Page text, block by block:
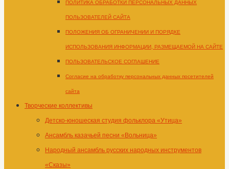
ПОЛИТИКА ОБРАБОТКИ ПЕРСОНАЛЬНЫХ ДАННЫХ
ПОЛЬЗОВАТЕЛЕЙ САЙТА
ПОЛОЖЕНИЯ ОБ ОГРАНИЧЕНИИ И ПОРЯДКЕ
ИСПОЛЬЗОВАНИЯ ИНФОРМАЦИИ, РАЗМЕЩАЕМОЙ НА САЙТЕ
ПОЛЬЗОВАТЕЛЬСКОЕ СОГЛАШЕНИЕ
Согласие на обработку персональных данных посетителей
сайта
Творческие коллективы
Детско-юношеская студия фольклора «Утица»
Ансамбль казачьей песни «Вольница»
Народный ансамбль русских народных инструментов
«Сказы»